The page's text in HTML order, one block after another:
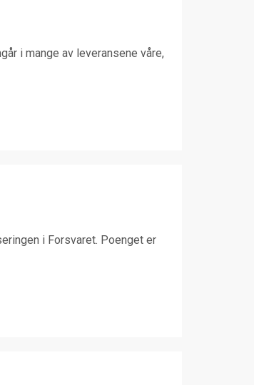
i mange av leveransene våre,
i Forsvaret. Poenget er